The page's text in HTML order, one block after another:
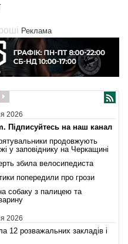
Реклама
2026
Підписуйтесь на наш канал
продовжують
у заповіднику на Черкащині
збила велосипедиста
попередили про грози
собаку з палицею та
2026
12 розважальних закладів і